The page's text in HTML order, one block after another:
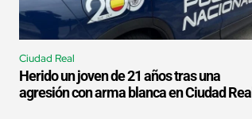
Ciudad Real
Herido un joven de 21 años tras una
agresión con arma blanca en Ciudad Real